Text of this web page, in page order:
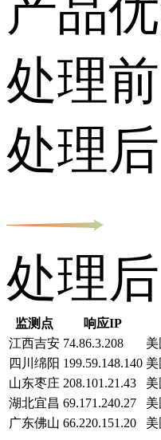
产品
处理前
处理后
处理后
监测点 响应IP
江西吉安 74.86.3.208
美
四川绵阳 199.59.148.140 美
山东枣庄 208.101.21.43
美
湖北宜昌 69.171.240.27
美
广东佛山 66.220.151.20 美